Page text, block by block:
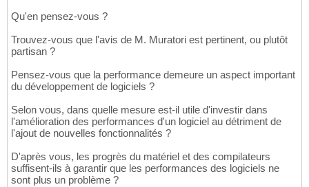
Qu'en pensez-vous ?
Trouvez-vous que l'avis de M. Muratori est pertinent, ou plutôt
partisan ?
Pensez-vous que la performance demeure un aspect important
du développement de logiciels ?
Selon vous, dans quelle mesure est-il utile d'investir dans
l'amélioration des performances d'un logiciel au détriment de
l'ajout de nouvelles fonctionnalités ?
D'après vous, les progrès du matériel et des compilateurs
suffisent-ils à garantir que les performances des logiciels ne
sont plus un problème ?